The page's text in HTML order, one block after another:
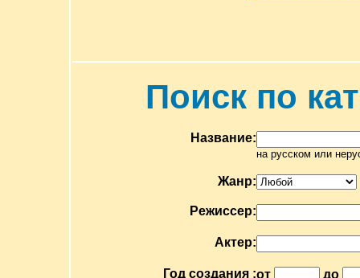
Поиск по
Название:
на русском или
Жанр:
Режиссер:
Актер:
Год создания :от до